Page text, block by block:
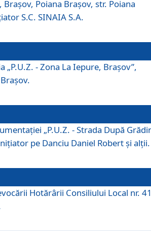
Poiana Braşov, str. Poiana
S.C. SINAIA S.A.
„P.U.Z. - Zona La Iepure, Braşov”,
„P.U.Z. - Strada După
pe Danciu Daniel Robert şi alţii.
Hotărârii Consiliului Local nr.